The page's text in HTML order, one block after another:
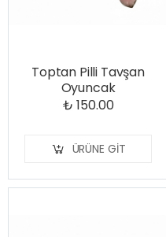
Toptan Pilli Tavşan
Oyuncak
₺ 150.00
ÜRÜNE GIT